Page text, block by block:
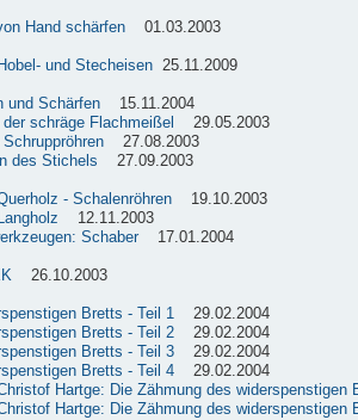
Hand schärfen 01.03.2003
und Stecheisen 25.11.2009
und Schärfen 15.11.2004
schräge Flachmeißel
29.05.2003
27.08.2003
des Stichels 27.09.2003
- Schalenröhren 19.10.2003
12.11.2003
Schaber 17.01.2004
26.10.2003
Bretts - Teil 1 29.02.2004
Bretts - Teil 2 29.02.2004
Bretts - Teil 3 29.02.2004
Bretts - Teil 4 29.02.2004
Hartge: Die Zähmung des widerspenstigen
Hartge: Die Zähmung des widerspenstigen